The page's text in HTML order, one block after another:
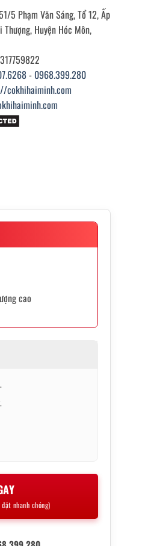
5 Phạm Văn Sáng, Tổ 12, Ấp
Thượng, Huyện Hóc Môn,
- 0968.399.280
cokhihaiminh.com
cao
nhanh chóng)